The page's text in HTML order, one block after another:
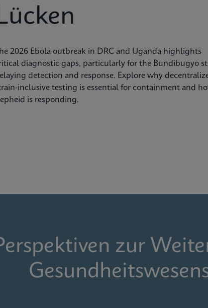
2026 Ebola outbreak in DRC and Uganda highlights
diagnostic gaps, particularly for the Bundibugyo
detection and response. Explore why
inclusive testing is essential for containment and
is responding.
zur